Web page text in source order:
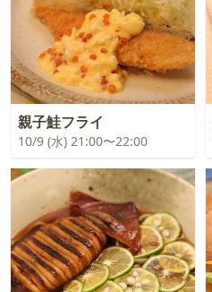
親子鮭フライ
10/9 (水) 21:00〜22:00